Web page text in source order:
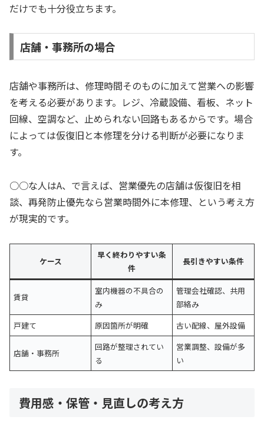
だけでも十分役立ちます。
店舗・事務所の場合
店舗や事務所は、修理時間そのものに加えて営業への影響
を考える必要があります。レジ、冷蔵設備、看板、ネット
回線、空調など、止められない回路もあるからです。場合
によっては仮復旧と本修理を分ける判断が必要になりま
す。
○○な人はA、で言えば、営業優先の店舗は仮復旧を相
談、再発防止優先なら営業時間外に本修理、という考え方
が現実的です。
ケース
早く終わりやすい条
件
長引きやすい条件
賃貸
室内機器の不具合の
み
管理会社確認、共用
部絡み
戸建て
原因箇所が明確 古い配線、屋外設備
店舗・事務所
回路が整理されてい
る
営業調整、設備が多
い
費用感・保管・見直しの考え方